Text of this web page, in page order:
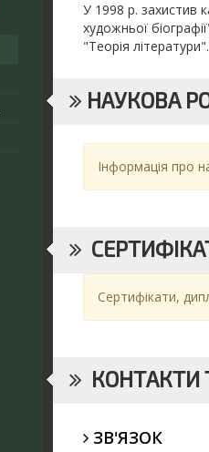
У 1998 р. захистив
художньої
"Теорія
НАУКОВА
Інформація про
Сертифікати,
КОНТАКТИ
ЗВ'ЯЗОК